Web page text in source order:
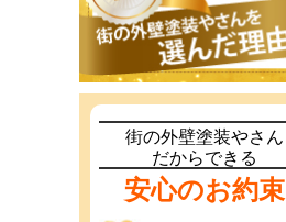
街の外壁塗装やさん
だからできる
安心のお約束